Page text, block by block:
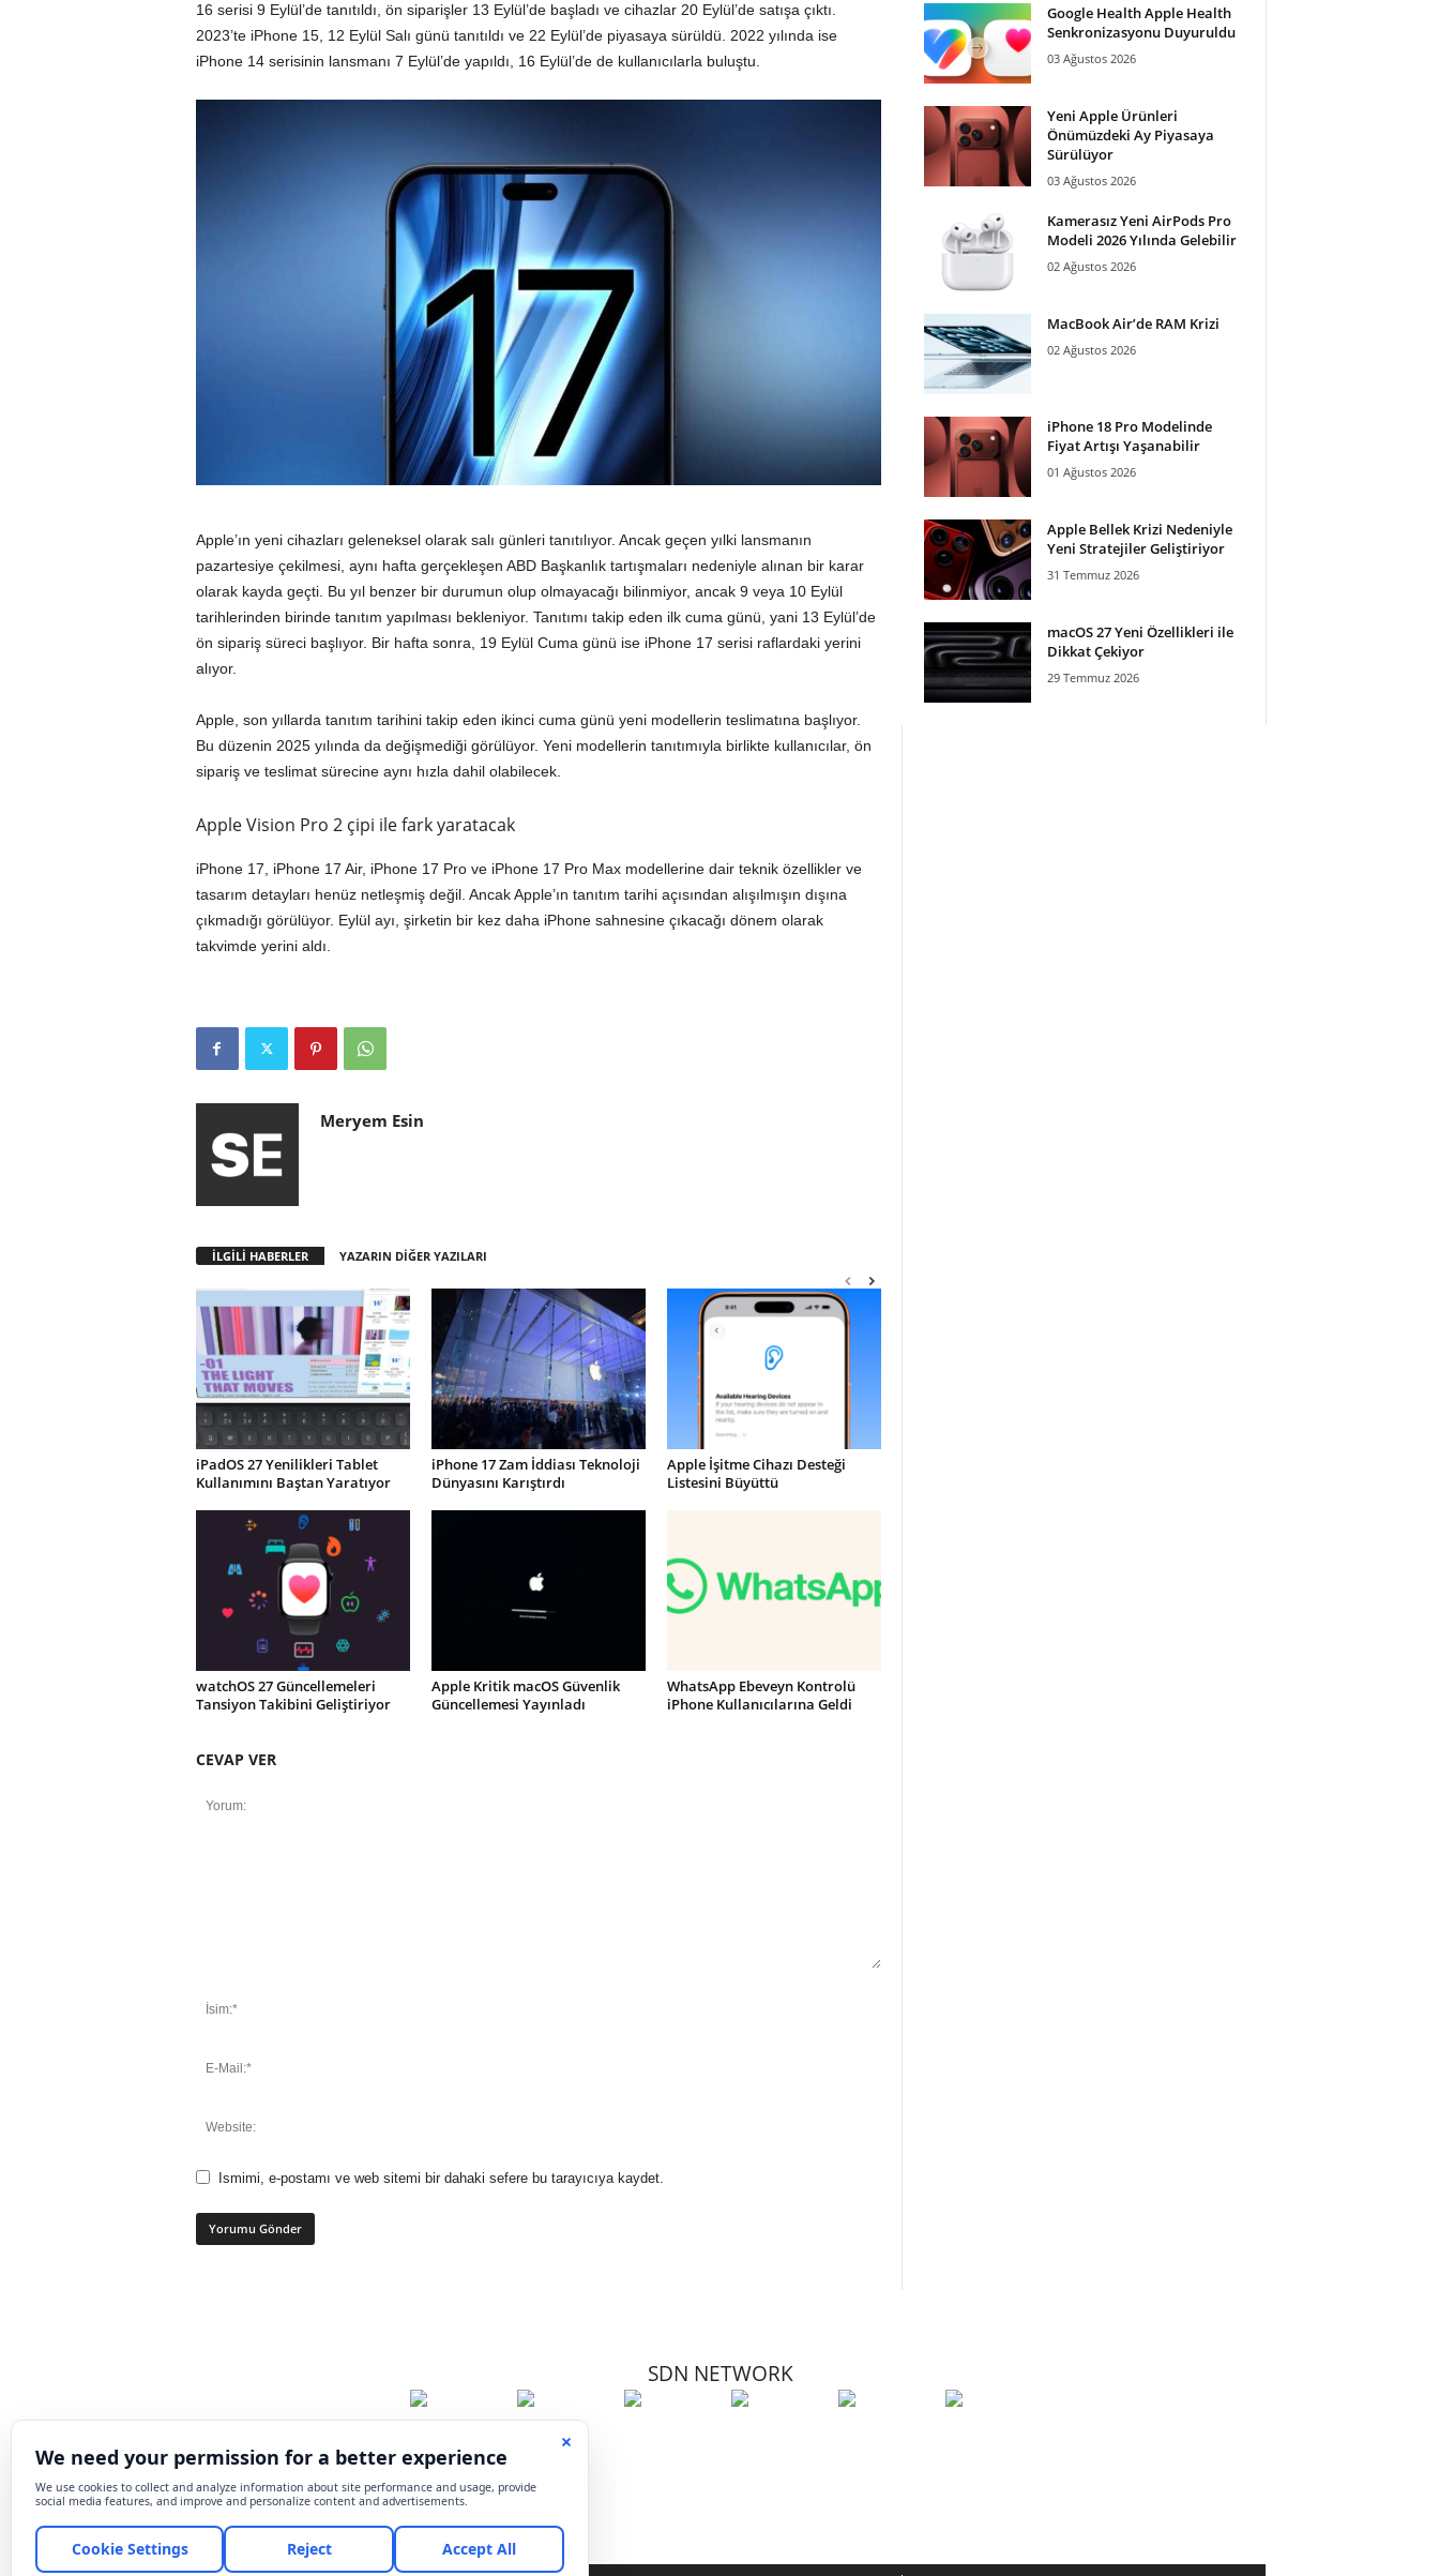
16 serisi 9 Eylül’de tanıtıldı, ön siparişler 13 Eylül’de başladı ve cihazlar 20 Eylül’de satışa çıktı.
2023’te iPhone 15, 12 Eylül Salı günü tanıtıldı ve 22 Eylül’de piyasaya sürüldü. 2022 yılında ise
iPhone 14 serisinin lansmanı 7 Eylül’de yapıldı, 16 Eylül’de de kullanıcılarla buluştu.
Apple’ın yeni cihazları geleneksel olarak salı günleri tanıtılıyor. Ancak geçen yılki lansmanın
pazartesiye çekilmesi, aynı hafta gerçekleşen ABD Başkanlık tartışmaları nedeniyle alınan bir karar
olarak kayda geçti. Bu yıl benzer bir durumun olup olmayacağı bilinmiyor, ancak 9 veya 10 Eylül
tarihlerinden birinde tanıtım yapılması bekleniyor. Tanıtımı takip eden ilk cuma günü, yani 13 Eylül’de
ön sipariş süreci başlıyor. Bir hafta sonra, 19 Eylül Cuma günü ise iPhone 17 serisi raflardaki yerini
alıyor.
Apple, son yıllarda tanıtım tarihini takip eden ikinci cuma günü yeni modellerin teslimatına başlıyor.
Bu düzenin 2025 yılında da değişmediği görülüyor. Yeni modellerin tanıtımıyla birlikte kullanıcılar, ön
sipariş ve teslimat sürecine aynı hızla dahil olabilecek.
Apple Vision Pro 2 çipi ile fark yaratacak
iPhone 17, iPhone 17 Air, iPhone 17 Pro ve iPhone 17 Pro Max modellerine dair teknik özellikler ve
tasarım detayları henüz netleşmiş değil. Ancak Apple’ın tanıtım tarihi açısından alışılmışın dışına
çıkmadığı görülüyor. Eylül ayı, şirketin bir kez daha iPhone sahnesine çıkacağı dönem olarak
takvimde yerini aldı.
Meryem Esin
İLGİLİ HABERLER YAZARIN DİĞER YAZILARI
iPadOS 27 Yenilikleri Tablet
Kullanımını Baştan Yaratıyor
iPhone 17 Zam İddiası Teknoloji
Dünyasını Karıştırdı
Apple İşitme Cihazı Desteği
Listesini Büyüttü
watchOS 27 Güncellemeleri
Tansiyon Takibini Geliştiriyor
Apple Kritik macOS Güvenlik
Güncellemesi Yayınladı
WhatsApp Ebeveyn Kontrolü
iPhone Kullanıcılarına Geldi
CEVAP VER
Ismimi, e-postamı ve web sitemi bir dahaki sefere bu tarayıcıya kaydet.
Google Health Apple Health
Senkronizasyonu Duyuruldu
03 Ağustos 2026
Yeni Apple Ürünleri
Önümüzdeki Ay Piyasaya
Sürülüyor
03 Ağustos 2026
Kamerasız Yeni AirPods Pro
Modeli 2026 Yılında Gelebilir
02 Ağustos 2026
MacBook Air’de RAM Krizi
02 Ağustos 2026
iPhone 18 Pro Modelinde
Fiyat Artışı Yaşanabilir
01 Ağustos 2026
Apple Bellek Krizi Nedeniyle
Yeni Stratejiler Geliştiriyor
31 Temmuz 2026
macOS 27 Yeni Özellikleri ile
Dikkat Çekiyor
29 Temmuz 2026
SDN NETWORK